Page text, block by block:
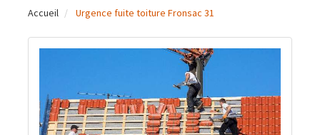
Accueil Urgence fuite toiture Fronsac 31